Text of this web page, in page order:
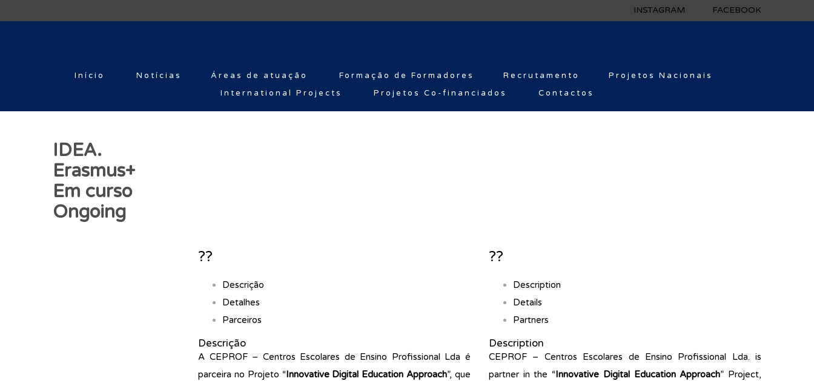
FACEBOOK
INSTAGRAM
Início Notícias Áreas de atuação Formação de Formadores Recrutamento
Projetos Nacionais
International Projects
Projetos Co-financiados Contactos
IDEA.
Erasmus+
Em curso
Ongoing
??
Descrição
Detalhes
Parceiros
Descrição
A CEPROF – Centros Escolares de Ensino Profissional Lda é
parceira no Projeto “Innovative Digital Education Approach”, que
??
Description
Details
Partners
Description
CEPROF – Centros Escolares de Ensino Profissional Lda. is
partner in the “Innovative Digital Education Approach” Project,